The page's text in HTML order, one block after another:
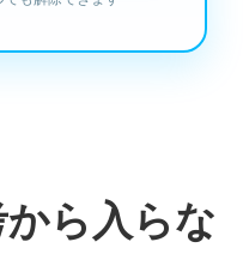
ら入らな